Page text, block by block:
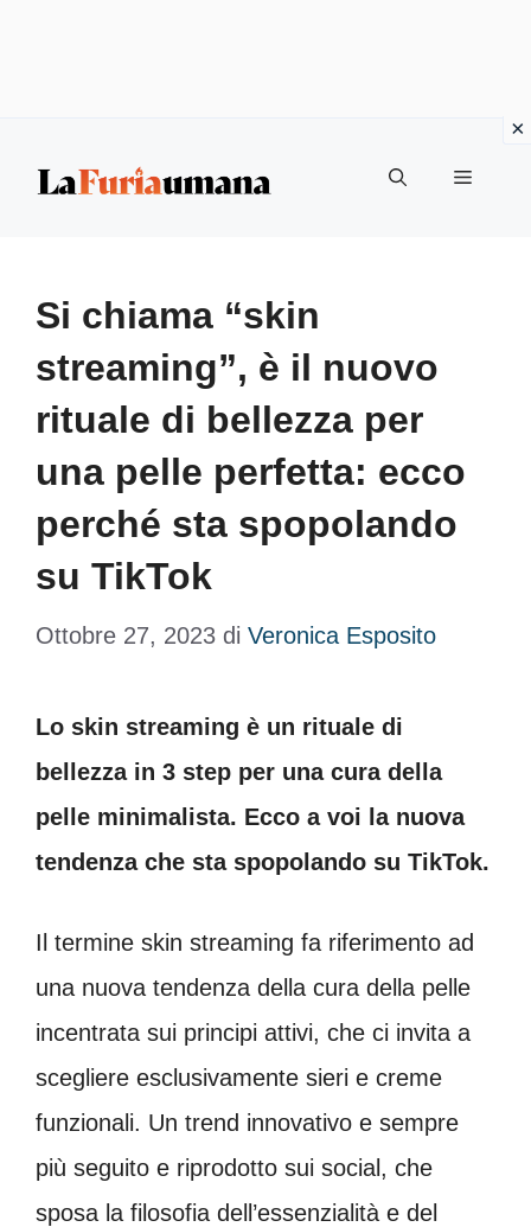
Menu
Si chiama “skin
streaming”, è il nuovo
rituale di bellezza per
una pelle perfetta: ecco
perché sta spopolando
su TikTok
Ottobre 27, 2023 di Veronica Esposito
Lo skin streaming è un rituale di
bellezza in 3 step per una cura della
pelle minimalista. Ecco a voi la nuova
tendenza che sta spopolando su TikTok.
Il termine skin streaming fa riferimento ad
una nuova tendenza della cura della pelle
incentrata sui principi attivi, che ci invita a
scegliere esclusivamente sieri e creme
funzionali. Un trend innovativo e sempre
più seguito e riprodotto sui social, che
sposa la filosofia dell’essenzialità e del